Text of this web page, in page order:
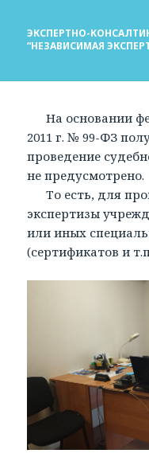
ЭКСПЕРТНО-
“НЕЗАВИСИМАЯ
На основании
2011 г. № 99-ФЗ
проведение
не предусмотрено.
То есть, для
экспертизы
или иных
(сертификатов и